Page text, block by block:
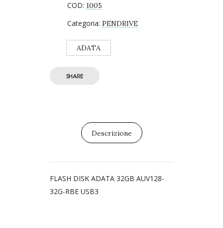
COD: 1005
Categoria: PENDRIVE
ADATA
SHARE
Descrizione
FLASH DISK ADATA 32GB AUV128-
32G-RBE USB3